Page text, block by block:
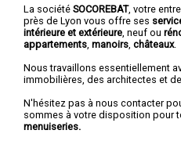
La société SOCOREBAT, votre
près de Lyon vous offre ses
intérieure et extérieure , neuf ou
appartements manoirs châteaux.
Nous travaillons essentiellement
immobilières, des architectes et
N'hésitez pas à nous contacter
sommes à votre disposition pour
menuiseries.